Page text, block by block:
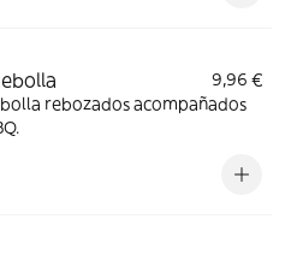
9,96 €
rebozados acompañados